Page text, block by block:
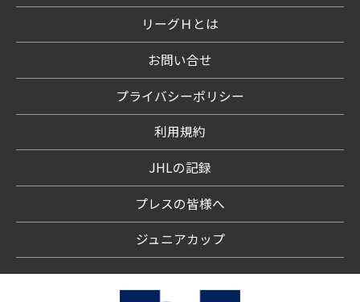
リーグＨとは
お問い合せ
プライバシーポリシー
利用規約
JHLの記録
プレスの皆様へ
ジュニアカップ